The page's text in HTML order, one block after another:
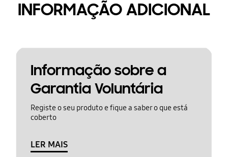
INFORMAÇÃO ADICIONAL
Informação sobre a
Garantia Voluntária
Registe o seu produto e fique a saber o que está
coberto
LER MAIS